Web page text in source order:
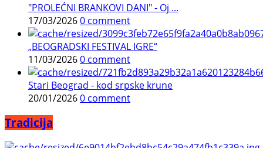
"PROLEĆNI BRANKOVI DANI" - Oj ...
17/03/20260 comment
„BEOGRADSKI FESTIVAL IGRE“
11/03/20260 comment
Stari Beograd - kod srpske krune
20/01/20260 comment
Tradicija